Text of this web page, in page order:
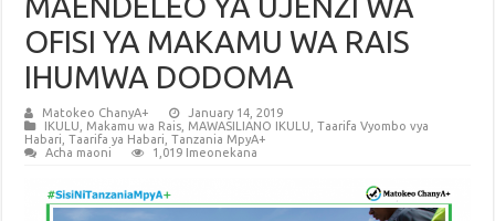
OFISI YA MAKAMU WA RAIS
IHUMWA DODOMA
Matokeo ChanyA+
January 14, 2019
IKULU
Makamu wa Rais MAWASILIANO IKULU ,Taarifa Vyombo vya
Habari ,Taarifa ya Habari ,Tanzania MpyA+
Acha maoni
1,019 Imeonekana